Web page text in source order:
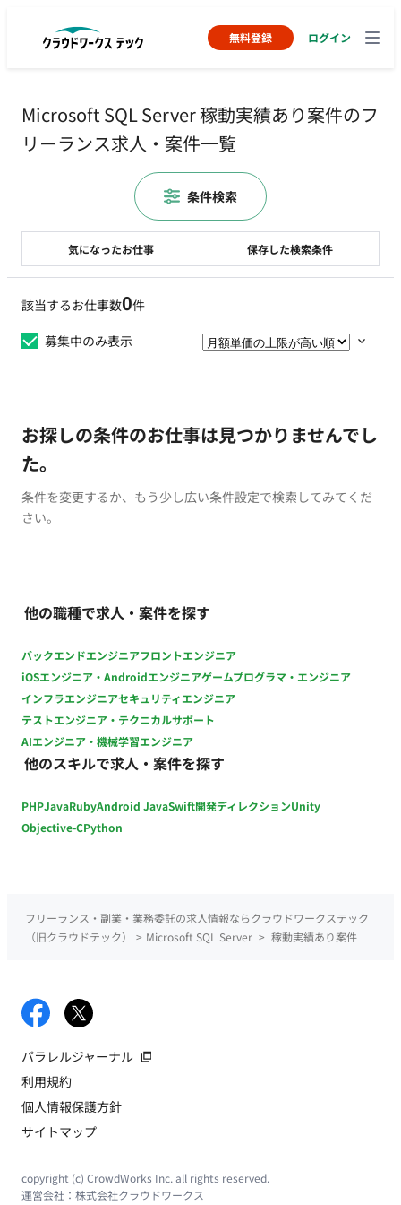
無料登録 ログイン
Microsoft SQL Server 稼動実績あり案件のフ
リーランス求人・案件一覧
該当するお仕事数0件
募集中のみ表示
お探しの条件のお仕事は見つかりませんでし
た。
条件を変更するか、もう少し広い条件設定で検索してみてくだ
さい。
他の職種で求人・案件を探す
バックエンドエンジニアフロントエンジニア
iOSエンジニア・Androidエンジニアゲームプログラマ・エンジニア
インフラエンジニアセキュリティエンジニア
テストエンジニア・テクニカルサポート
AIエンジニア・機械学習エンジニア
他のスキルで求人・案件を探す
PHPJavaRubyAndroid JavaSwift開発ディレクションUnity
Objective-CPython
気になったお仕事 保存した検索条件
条件検索
フリーランス・副業・業務委託の求人情報ならクラウドワークステック
（旧クラウドテック）
> Microsoft SQL Server > 稼動実績あり案件
パラレルジャーナル
利用規約
個人情報保護方針
サイトマップ
copyright (c) CrowdWorks Inc. all rights reserved.
運営会社： 株式会社クラウドワークス